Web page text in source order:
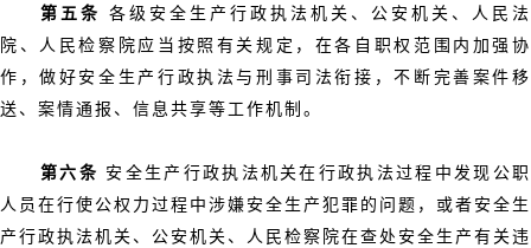
第五条 各级安全生产行政执法机关、公安机关、人民法
院、人民检察院应当按照有关规定，在各自职权范围内加强协
作，做好安全生产行政执法与刑事司法衔接，不断完善案件移
送、案情通报、信息共享等工作机制。
第六条 安全生产行政执法机关在行政执法过程中发现公职
人员在行使公权力过程中涉嫌安全生产犯罪的问题，或者安全生
产行政执法机关、公安机关、人民检察院在查处安全生产有关违